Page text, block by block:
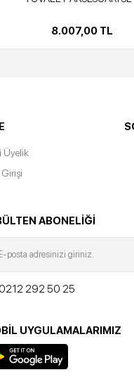
8.007,00 TL
Üyelik
Girişi
ABONELİĞİ
0212 292 50 25
UYGULAMALARIMIZ